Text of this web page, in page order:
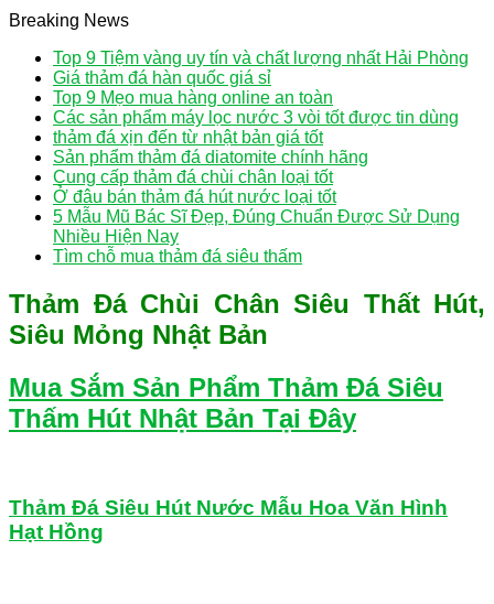
Breaking News
Top 9 Tiệm vàng uy tín và chất lượng nhất Hải Phòng
Giá thảm đá hàn quốc giá sỉ
Top 9 Mẹo mua hàng online an toàn
Các sản phẩm máy lọc nước 3 vòi tốt được tin dùng
thảm đá xịn đến từ nhật bản giá tốt
Sản phẩm thảm đá diatomite chính hãng
Cung cấp thảm đá chùi chân loại tốt
Ở đâu bán thảm đá hút nước loại tốt
5 Mẫu Mũ Bác Sĩ Đẹp, Đúng Chuẩn Được Sử Dụng
Nhiều Hiện Nay
Tìm chỗ mua thảm đá siêu thấm
Thảm Đá Chùi Chân Siêu Thất Hút,
Siêu Mỏng Nhật Bản
Mua Sắm Sản Phẩm Thảm Đá Siêu
Thấm Hút Nhật Bản Tại Đây
Thảm Đá Siêu Hút Nước Mẫu Hoa Văn Hình
Hạt Hồng